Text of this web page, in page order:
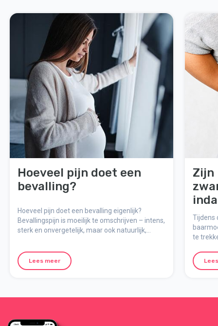
Hoeveel pijn doet een
bevalling?
Hoeveel pijn doet een bevalling eigenlijk?
Bevallingspijn is moeilijk te omschrijven – intens,
sterk en onvergetelijk, maar ook natuurlijk,
mentaal kunt voorbereiden op de bevalling.
Lees meer
Zijn
Tijdens
te